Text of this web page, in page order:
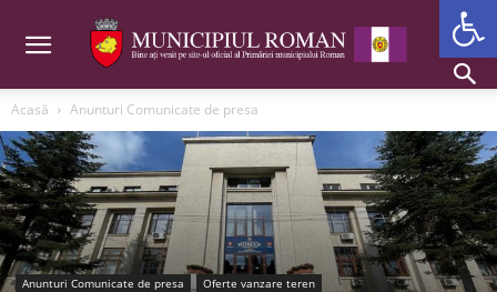
Acasă Anunturi Comunicate de presa
Anunturi Comunicate de presa Oferte vanzare teren